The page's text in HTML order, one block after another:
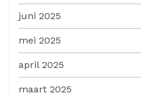
juni 2025
mei 2025
april 2025
maart 2025